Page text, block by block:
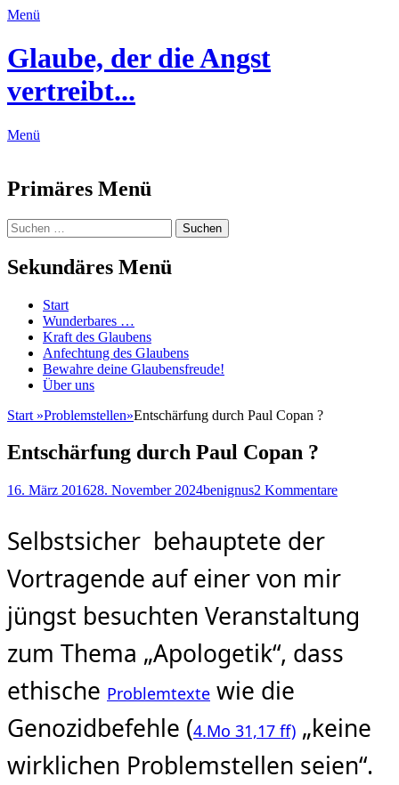
Menü
Glaube, der die Angst
vertreibt...
Menü
Primäres Menü
Zum
Inhalt
springen
Suchen
Suchen
nach:
Sekundäres Menü
Zum
Inhalt
springen
Start
Wunderbares …
Kraft des Glaubens
Anfechtung des Glaubens
Bewahre deine Glaubensfreude!
Über uns
Start »Problemstellen»Entschärfung durch Paul Copan ?
Entschärfung durch Paul Copan ?
Posted
16. März 201628. November 2024Autor
benignus2 Kommentare
Selbstsicher behauptete der
Vortragende auf einer von mir
jüngst besuchten Veranstaltung
zum Thema „Apologetik“, dass
ethische Problemtexte wie die
Genozidbefehle (4.Mo 31,17 ff) „keine
wirklichen Problemstellen seien“.